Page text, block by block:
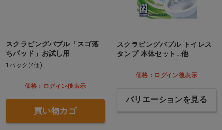
スクラビングバブル「スゴ落
ちパッド」お試し用
1パック(4個)
価格：ログイン後表示
買い物カゴ
スクラビングバブル トイレス
タンプ 本体セット…他
価格：ログイン後表示
バリエーションを見る